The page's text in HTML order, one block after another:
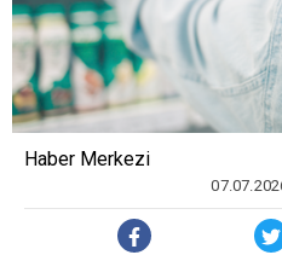
Haber Merkezi